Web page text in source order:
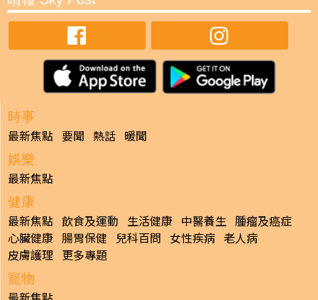
時事
最新焦點 要聞 熱話 暖聞
娛樂
最新焦點
健康
最新焦點 飲食及運動 生活健康 中醫養生 腫瘤及癌症
心臟健康 腸胃保健 兒科百問 女性疾病 老人病
皮膚護理 更多專題
寵物